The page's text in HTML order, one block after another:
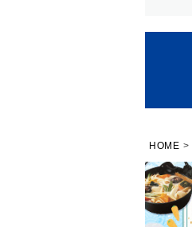
HOME